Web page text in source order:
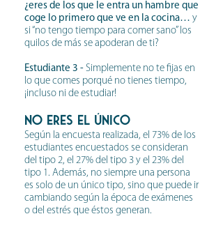
¿eres de los que le entra un hambre que
coge lo primero que ve en la cocina… y
si “no tengo tiempo para comer sano” los
quilos de más se apoderan de ti?
Estudiante 3 - Simplemente no te fijas en
lo que comes porqué no tienes tiempo,
¡incluso ni de estudiar!
NO ERES EL ÚNICO
Según la encuesta realizada, el 73% de los
estudiantes encuestados se consideran
del tipo 2, el 27% del tipo 3 y el 23% del
tipo 1. Además, no siempre una persona
es solo de un único tipo, sino que puede ir
cambiando según la época de exámenes
o del estrés que éstos generan.